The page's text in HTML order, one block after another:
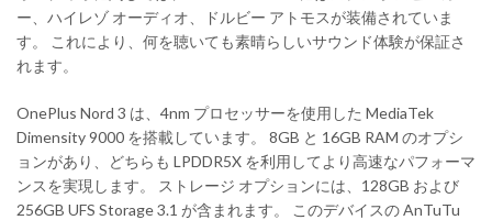
ー、ハイレゾ オーディオ、ドルビー アトモスが装備されていま
す。 これにより、何を聴いても素晴らしいサウンド体験が保証さ
れます。
OnePlus Nord 3 は、4nm プロセッサーを使用した MediaTek
Dimensity 9000 を搭載しています。 8GB と 16GB RAM のオプシ
ョンがあり、どちらも LPDDR5X を利用してより高速なパフォーマ
ンスを実現します。 ストレージ オプションには、128GB および
256GB UFS Storage 3.1 が含まれます。 このデバイスの AnTuTu